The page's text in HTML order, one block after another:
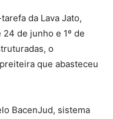
da Lava Jato,
de junho e 1º de
o
que abasteceu
BacenJud, sistema